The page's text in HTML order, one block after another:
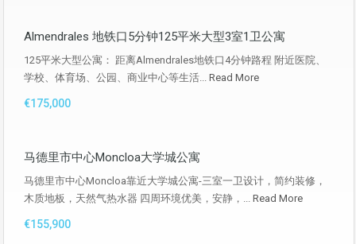
Almendrales 地铁口5分钟125平米大型3室1卫公寓
125平米大型公寓： 距离Almendrales地铁口4分钟路程 附近医院、
学校、体育场、公园、商业中心等生活... Read More
€175,000
马德里市中心Moncloa大学城公寓
马德里市中心Moncloa靠近大学城公寓-三室一卫设计，简约装修，
木质地板，天然气热水器 四周环境优美，安静，... Read More
€155,900